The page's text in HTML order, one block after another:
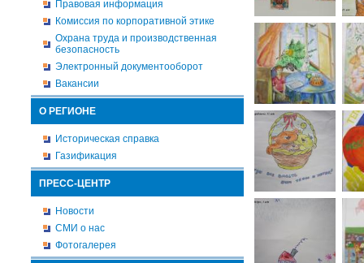
Правовая информация
Комиссия по корпоративной этике
Охрана труда и производственная
безопасность
Электронный документооборот
Вакансии
О РЕГИОНЕ
Историческая справка
Газификация
ПРЕСС-ЦЕНТР
Новости
СМИ о нас
Фотогалерея